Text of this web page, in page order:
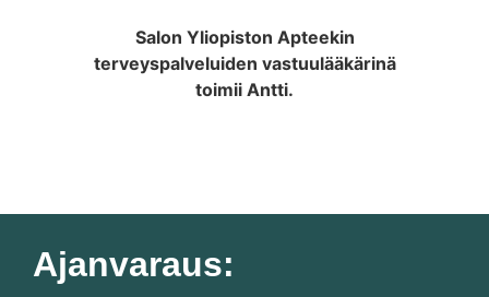
Salon Yliopiston Apteekin
terveyspalveluiden vastuulääkärinä
toimii Antti.
Ajanvaraus: